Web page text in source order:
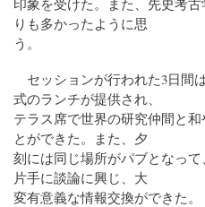
りも多かったように思
う。
セッションが行われた3日間
式のランチが提供され、
テラス席で世界の研究仲間と
とができた。また、夕
刻には同じ場所がパブとなっ
片手に談論に興じ、大
変有意義な情報交換ができた。